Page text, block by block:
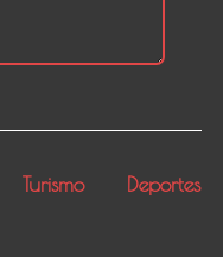
Turismo
Deportes